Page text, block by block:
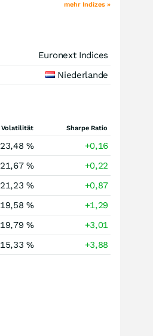
mehr Indizes »
Euronext Indices
Niederlande
Volatilität Sharpe Ratio
23,48 %
+0,16
21,67 %
+0,22
21,23 %
+0,87
19,58 %
+1,29
19,79 %
+3,01
15,33 % +3,88